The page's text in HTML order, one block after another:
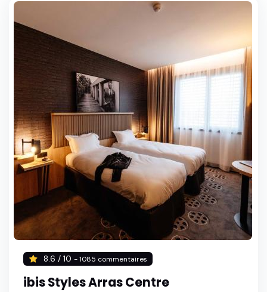
8.6 / 10 - 1085 commentaires
ibis Styles Arras Centre